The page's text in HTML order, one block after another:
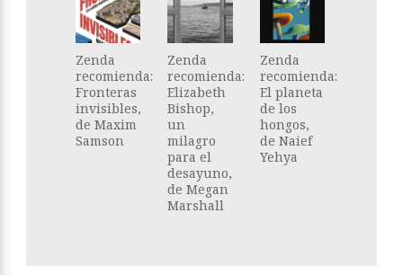
Zenda
recomienda:
Fronteras
invisibles,
de Maxim
Samson
Zenda
recomienda:
Elizabeth
Bishop,
un
milagro
para el
desayuno,
de Megan
Marshall
Zenda
recomienda:
El planeta
de los
hongos,
de Naief
Yehya